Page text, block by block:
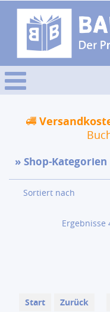
Shop-Kategorien
Sortiert nach
Ergebnisse
Start Zurück